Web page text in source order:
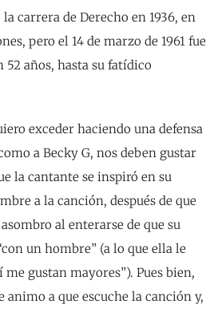
carrera de Derecho en 1936, en
pero el 14 de marzo de 1961 fue
años, hasta su fatídico
exceder haciendo una defensa
a Becky G, nos deben gustar
la cantante se inspiró en su
a la canción, después de que
al enterarse de que su
un hombre” (a lo que ella le
gustan mayores”). Pues bien,
animo a que escuche la canción y,